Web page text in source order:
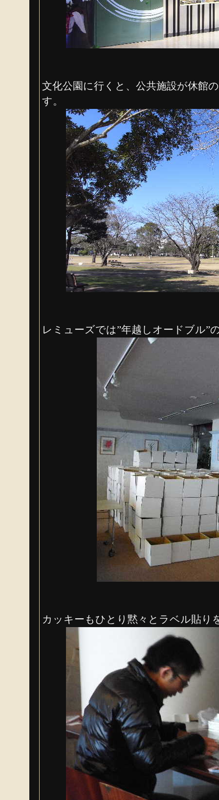
文化公園に行くと、公共施設が休館
す。
レミューズでは”年越しオードブル”
カッキーもひとり黙々とラベル貼り